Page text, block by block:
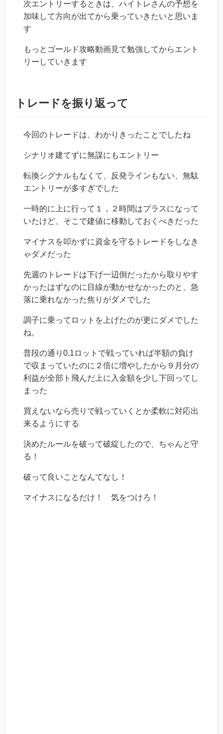
次エントリーするときは、ハイトレさんの予想を
加味して方向が出てから乗っていきたいと思いま
す
もっとゴールド攻略動画見て勉強してからエント
リーしていきます
トレードを振り返って
今回のトレードは、わかりきったことでしたね
シナリオ建てずに無謀にもエントリー
転換シグナルもなくて、反発ラインもない、無駄
エントリーが多すぎでした
一時的に上に行って１，２時間はプラスになって
いたけど、そこで建値に移動しておくべきだった
マイナスを叩かずに資金を守るトレードをしなき
ゃダメだった
先週のトレードは下げ一辺倒だったから取りやす
かったはずなのに目線が動かせなかったのと、急
落に乗れなかった焦りがダメでした
調子に乗ってロットを上げたのが更にダメでした
ね。
普段の通り0.1ロットで戦っていれば半額の負け
で収まっていたのに２倍に増やしたから９月分の
利益が全部ト飛んだ上に入金額を少し下回ってし
まった
買えないなら売りで戦っていくとか柔軟に対応出
来るようにする
決めたルールを破って破綻したので、ちゃんと守
る！
破って良いことなんてなし！
マイナスになるだけ！ 気をつけろ！